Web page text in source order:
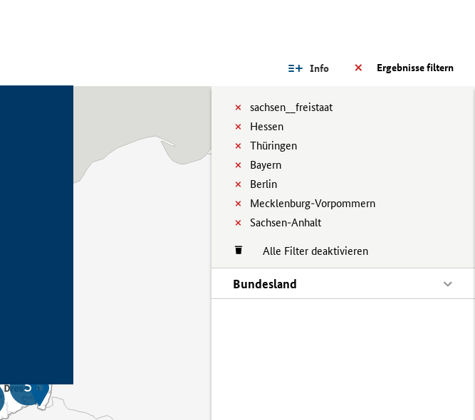
Ergebnisse filtern
Info
sachsen__freistaat
Hessen
Thüringen
Bayern
Berlin
Mecklenburg-Vorpommern
Sachsen-Anhalt
Alle Filter deaktivieren
Bundesland